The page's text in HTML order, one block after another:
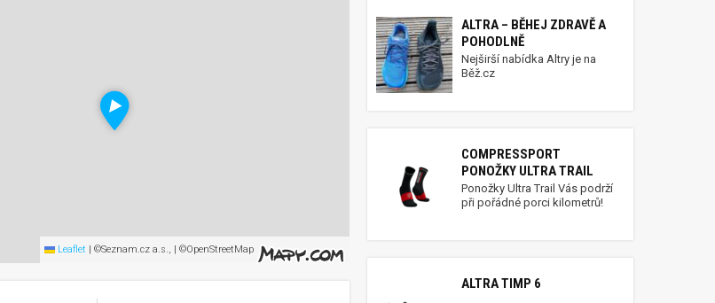
Leaflet | ©Seznam.cz a.s., | ©OpenStreetMap
ALTRA – BĚHEJ ZDRAVĚ A
POHODLNĚ
Nejširší nabídka Altry je na
Běž.cz
COMPRESSPORT
PONOŽKY ULTRA TRAIL
Ponožky Ultra Trail Vás podrží
při pořádné porci kilometrů!
ALTRA TIMP 6